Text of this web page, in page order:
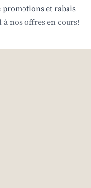
promotions et rabais
à nos offres en cours!